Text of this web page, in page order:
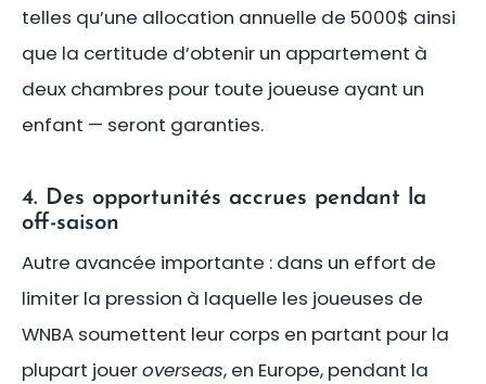
telles qu’une allocation annuelle de 5000$ ainsi
que la certitude d’obtenir un appartement à
deux chambres pour toute joueuse ayant un
enfant — seront garanties.
4. Des opportunités accrues pendant la
off-saison
Autre avancée importante : dans un effort de
limiter la pression à laquelle les joueuses de
WNBA soumettent leur corps en partant pour la
plupart joueroverseas, en Europe, pendant la